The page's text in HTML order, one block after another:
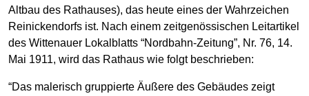
Altbau des Rathauses), das heute eines der Wahrzeichen
Reinickendorfs ist. Nach einem zeitgenössischen Leitartikel
des Wittenauer Lokalblatts “Nordbahn-Zeitung”, Nr. 76, 14.
Mai 1911, wird das Rathaus wie folgt beschrieben:
“Das malerisch gruppierte Äußere des Gebäudes zeigt